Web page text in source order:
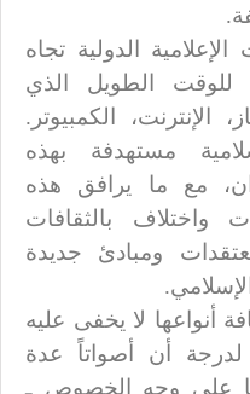
الدولية تجاه
للوقت الطويل الذي
الإنترنت، الكمبيوتر.
مستهدفة بهذه
مع ما يرافق هذه
واختلاف بالثقافات
ومبادئ جديدة
أنواعها لا يخفى عليه
لدرجة أن أصواتاً عدة
على وجه الخصوص ـ